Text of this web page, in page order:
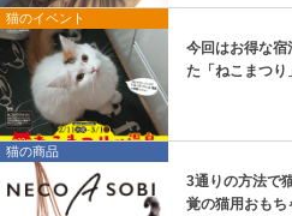
猫のイベント
今回はお得な宿
た「ねこまつり
猫の商品
3通りの方法で
覚の猫用おもち